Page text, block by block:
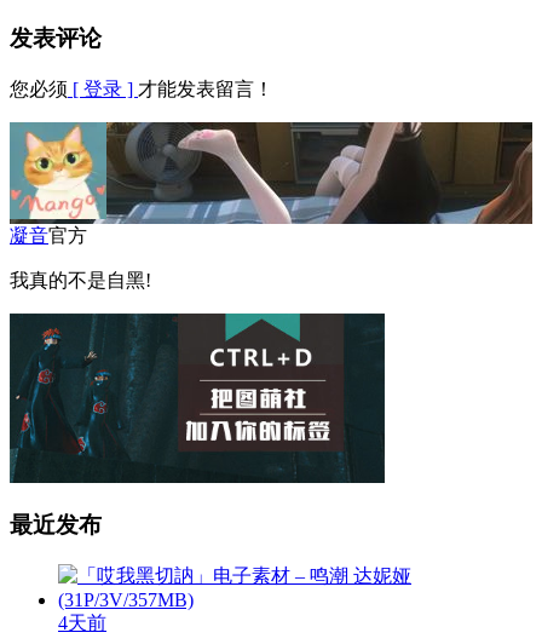
发表评论
您必须 [ 登录 ] 才能发表留言！
凝音官方
我真的不是自黑!
最近发布
4天前